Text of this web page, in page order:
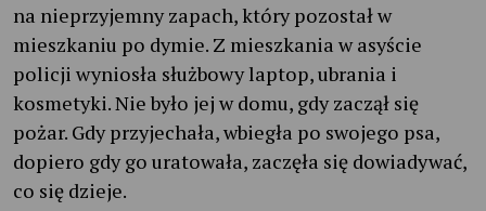
na nieprzyjemny zapach, który pozostał w
mieszkaniu po dymie. Z mieszkania w asyście
policji wyniosła służbowy laptop, ubrania i
kosmetyki. Nie było jej w domu, gdy zaczął się
pożar. Gdy przyjechała, wbiegła po swojego psa,
dopiero gdy go uratowała, zaczęła się dowiadywać,
co się dzieje.